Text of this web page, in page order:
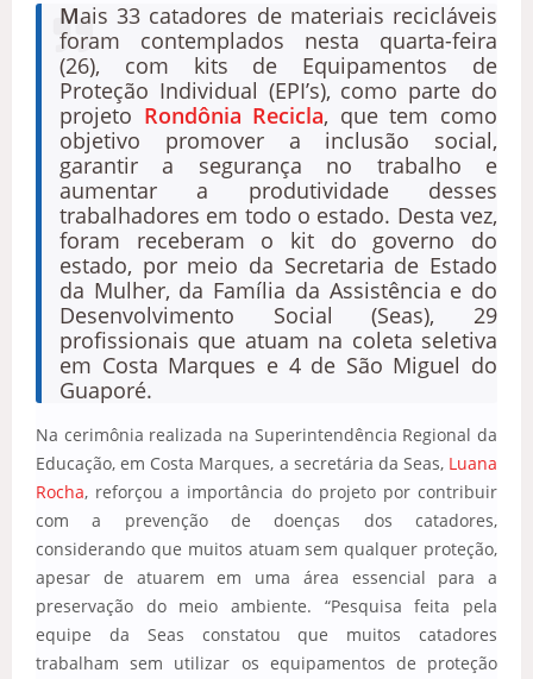
Mais 33 catadores de materiais recicláveis
foram contemplados nesta quarta-feira
(26), com kits de Equipamentos de
Proteção Individual (EPI’s), como parte do
projeto Rondônia Recicla, que tem como
objetivo promover a inclusão social,
garantir a segurança no trabalho e
aumentar a produtividade desses
trabalhadores em todo o estado. Desta vez,
foram receberam o kit do governo do
estado, por meio da Secretaria de Estado
da Mulher, da Família da Assistência e do
Desenvolvimento Social (Seas), 29
profissionais que atuam na coleta seletiva
em Costa Marques e 4 de São Miguel do
Guaporé.
Na cerimônia realizada na Superintendência Regional da
Educação, em Costa Marques, a secretária da Seas, Luana
Rocha, reforçou a importância do projeto por contribuir
com a prevenção de doenças dos catadores,
considerando que muitos atuam sem qualquer proteção,
apesar de atuarem em uma área essencial para a
preservação do meio ambiente. “Pesquisa feita pela
equipe da Seas constatou que muitos catadores
trabalham sem utilizar os equipamentos de proteção